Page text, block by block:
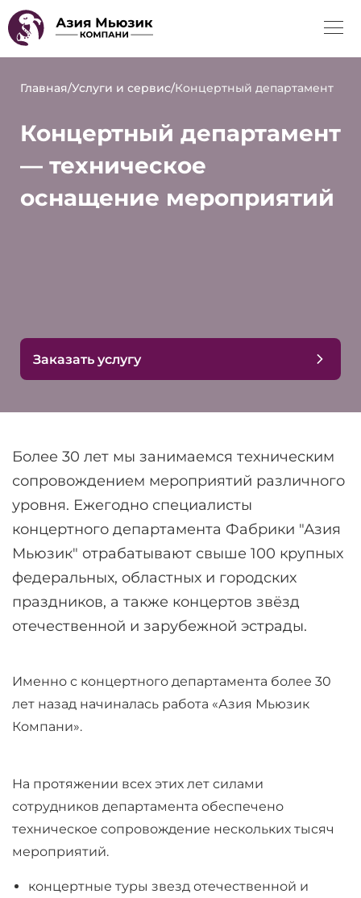
Главная/Услуги и сервис/Концертный департамент
Концертный департамент
— техническое
оснащение мероприятий
Заказать услугу
Более 30 лет мы занимаемся техническим
сопровождением мероприятий различного
уровня. Ежегодно специалисты
концертного департамента Фабрики "Азия
Мьюзик" отрабатывают свыше 100 крупных
федеральных, областных и городских
праздников, а также концертов звёзд
отечественной и зарубежной эстрады.
Именно с концертного департамента более 30
лет назад начиналась работа «Азия Мьюзик
Компани».
На протяжении всех этих лет силами
сотрудников департамента обеспечено
техническое сопровождение нескольких тысяч
мероприятий.
концертные туры звезд отечественной и